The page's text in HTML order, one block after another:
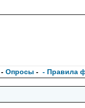
- Опросы - - Правила